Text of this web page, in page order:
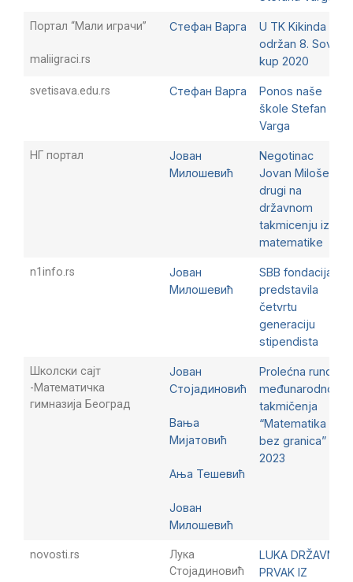
Портал “Мали играчи”
maliigraci.rs
Стефан Варга
U TK Kikinda
održan 8. Sova
kup 2020
svetisava.edu.rs Стефан Варга
Ponos naše
škole Stefan
Varga
НГ портал
Јован
Милошевић
Negotinac
Jovan Milošević
drugi na
državnom
takmicenju iz
matematike
n1info.rs
Јован
Милошевић
SBB fondacija
predstavila
četvrtu
generaciju
stipendista
Школски сајт
-Математичка
гимназија Београд
Јован
Стојадиновић
Вања
Мијатовић
Ања Тешевић
Јован
Милошевић
Prolećna runda
međunarodnog
takmičenja
“Matematika
bez granica”
2023
novosti.rs
Лука
Стојадиновић
LUKA DRŽAVNI
PRVAK IZ